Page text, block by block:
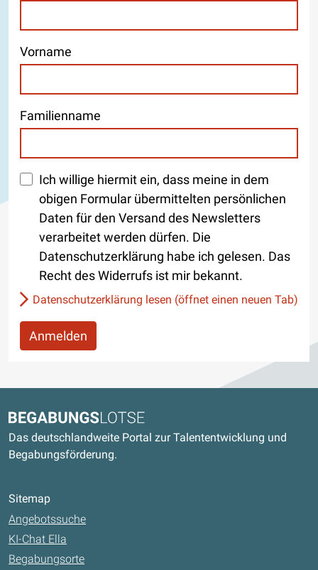
Vorname
Familienname
Ich willige hiermit ein, dass meine in dem
obigen Formular übermittelten persönlichen
Daten für den Versand des Newsletters
verarbeitet werden dürfen. Die
Datenschutzerklärung habe ich gelesen. Das
Recht des Widerrufs ist mir bekannt.
Datenschutzerklärung lesen (öffnet einen neuen Tab)
Anmelden
Begabungslotse
Das deutschlandweite Portal zur Talententwicklung und
Begabungsförderung.
Sitemap
Angebotssuche
KI-Chat Ella
Begabungsorte